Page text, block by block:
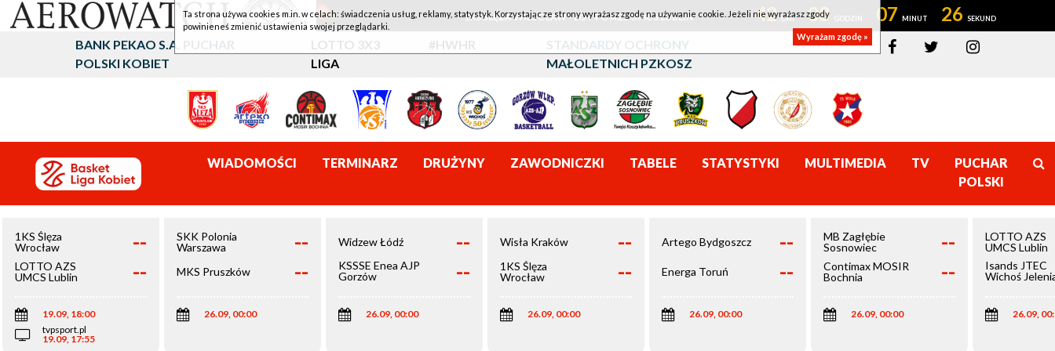
1KS ŚLĘZA WROCŁAW - LOTTO AZS UMCS LUBLIN 42 08 07 25
BANK PEKAO S.A. PUCHAR
POLSKI KOBIET
LOTTO 3X3
LIGA
#HWHR
STANDARDY OCHRONY
MAŁOLETNICH PZKOSZ
WIADOMOŚCI TERMINARZ DRUŻYNY ZAWODNICZKI TABELE STATYSTYKI MULTIMEDIA TV
PUCHAR
POLSKI
1KS Ślęza
Wrocław
--
LOTTO AZS
UMCS Lublin
--
19.09, 18:00
tvpsport.pl
19.09, 17:55
SKK Polonia
Warszawa
--
MKS Pruszków --
26.09, 00:00
Widzew Łódź --
KSSSE Enea AJP
Gorzów
--
26.09, 00:00
Wisła Kraków --
1KS Ślęza
Wrocław
--
26.09, 00:00
Artego Bydgoszcz --
Energa Toruń --
26.09, 00:00
MB Zagłębie
Sosnowiec
--
Contimax MOSIR
Bochnia
--
26.09, 00:00
LOTTO AZS
UMCS Lublin
Isands JTEC
Wichoś
26.09,
Ta strona używa cookies m.in. w celach: świadczenia usług, reklamy, statystyk. Korzystając ze strony wyrażasz zgodę na używanie cookie. Jeżeli nie wyrażasz zgody
powinieneś zmienić ustawienia swojej przeglądarki.
Wyrażam zgodę »